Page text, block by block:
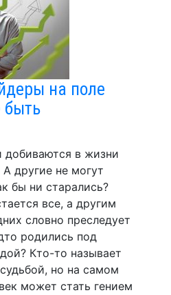
на поле
быть
в жизни
А другие не могут
бы ни старались?
все, а другим
словно преследует
родились под
Кто-то называет
но на самом
может стать гением